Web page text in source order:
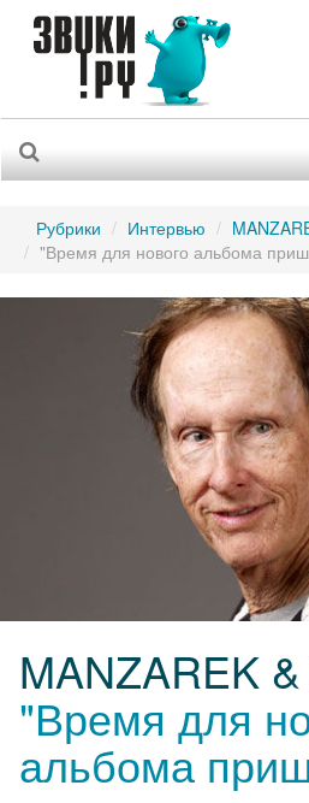
Рубрики Интервью
"Время для нового альбома
MANZAREK
"Время для
альбома